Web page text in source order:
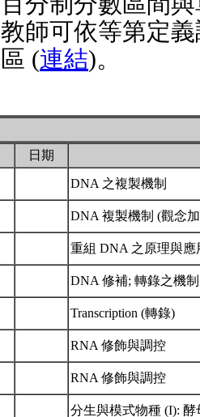
教師可依等第定
區 (連結)。
日期
DNA 之複製機制
DNA 複製機制 (觀念
重組 DNA 之原理與
DNA 修補; 轉錄之機
Transcription (轉錄)
RNA 修飾與調控
RNA 修飾與調控
分生與模式物種 (I):